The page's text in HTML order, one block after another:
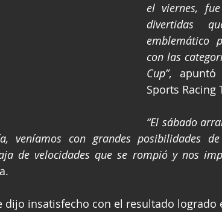
el viernes,
divertidas
emblemático
con las
Cup”, apuntó
Sports Racing
“El sábado
veníamos con grandes posibilidades
de velocidades que se rompió y nos
dijo insatisfecho con el resultado logrado